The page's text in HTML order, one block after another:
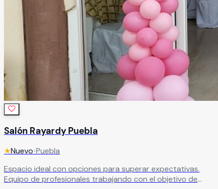
Salón Rayardy Puebla
★Nuevo•Puebla
Espacio ideal con opciones para superar expectativas.
Equipo de profesionales trabajando con el objetivo de